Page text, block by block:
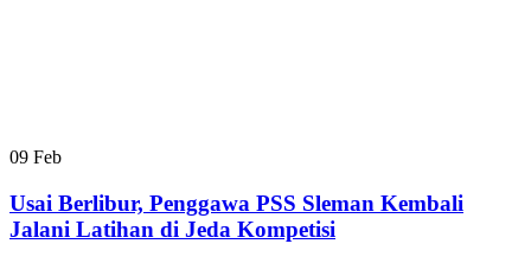
09 Feb
Usai Berlibur, Penggawa PSS Sleman Kembali
Jalani Latihan di Jeda Kompetisi